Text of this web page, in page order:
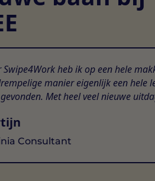
Swipe4Work heb ik op een hele
manier eigenlijk een hele
Met heel veel nieuwe
Consultant